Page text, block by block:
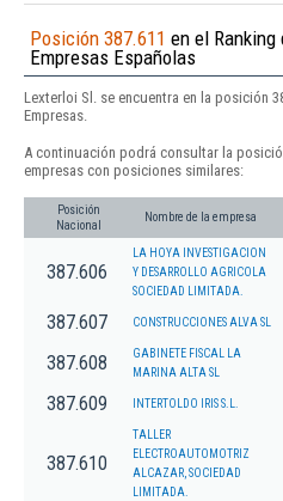
Posición 387.611 en el Ranking
Empresas Españolas
Lexterloi Sl. se encuentra en la posición
Empresas.
A continuación podrá consultar la
empresas con posiciones similares:
Posición
Nacional
Nombre de la empresa
387.606
LA HOYA INVESTIGACION
Y DESARROLLO AGRICOLA
SOCIEDAD LIMITADA.
387.607 CONSTRUCCIONES ALVA SL
387.608
GABINETE FISCAL LA
MARINA ALTA SL
387.609 INTERTOLDO IRIS S.L.
387.610
TALLER
ELECTROAUTOMOTRIZ
ALCAZAR, SOCIEDAD
LIMITADA.